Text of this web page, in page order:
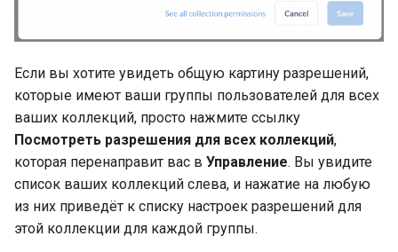
Если вы хотите увидеть общую картину разрешений,
которые имеют ваши группы пользователей для всех
ваших коллекций, просто нажмите ссылку
Посмотреть разрешения для всех коллекций,
которая перенаправит вас в Управление. Вы увидите
список ваших коллекций слева, и нажатие на любую
из них приведёт к списку настроек разрешений для
этой коллекции для каждой группы.